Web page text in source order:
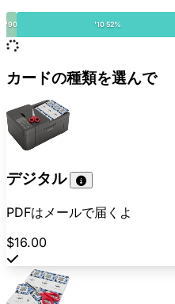
'90 '10 52%
カードの種類を選んで
デジタル
PDFはメールで届くよ
$16.00